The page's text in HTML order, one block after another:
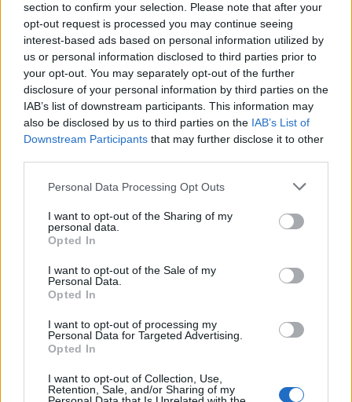
section to confirm your selection. Please note that after your
opt-out request is processed you may continue seeing
interest-based ads based on personal information utilized by
us or personal information disclosed to third parties prior to
your opt-out. You may separately opt-out of the further
disclosure of your personal information by third parties on the
IAB’s list of downstream participants. This information may
also be disclosed by us to third parties on the IAB’s List of
Downstream Participants that may further disclose it to other
Please note that this website/app uses one or more Google
not limited to your visit or usage behaviour. You may click to
grant or deny consent to Google and its third-party tags to
use your data for below specified purposes in below Google
consent section.
Personal Data Processing Opt Outs
I want to opt-out of the Sharing of my
personal data.
Opted In
I want to opt-out of the Sale of my
Personal Data.
Opted In
I want to opt-out of processing my
Personal Data for Targeted Advertising.
Opted In
I want to opt-out of Collection, Use,
Retention, Sale, and/or Sharing of my
Adote um plano de ação simples e repetível. Primeiro,
integre sinais técnicos com um painel demonitoramento
que priorize correlações relevantes. Segundo, refine uma
lista curta de eventos que realmente alteram fluxo e
volatilidade. Terceiro, pratique a disciplina de reduzir
exposição quando os sinais contradizem-se ou a
volatilidade aumenta.
Do ponto de vista normativo, decisões e relatórios macro
podem criar janelas de risco compliance para corretoras e
plataformas. O risco compliance é real: falhas na gestão de
potenciais autos regulatórios. Nella pratica legale
quotidiana, recomenda-se documentar regras de execução
e níveis de corte para cada estratégia intradiária.
sobre o ganho pontual. Usa ordens de gestão de risco,